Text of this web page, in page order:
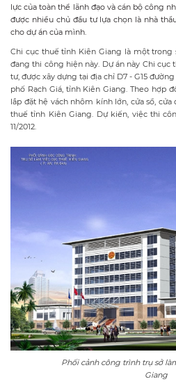
lực của toàn thể lãnh đạo và cán bộ công
được nhiều chủ đầu tư lựa chọn là nhà
cho dự án của mình.
Chi cục thuế tỉnh Kiên Giang là một
đang thi công hiện này. Dự án này Chi
tư, được xây dựng tại địa chỉ D7 - G15
phố Rạch Giá, tỉnh Kiên Giang. Theo hợp
lắp đặt hệ vách nhôm kính lớn, cửa sổ,
thuế tỉnh Kiên Giang. Dự kiến, việc thi
11/2012.
Phối cảnh công trình trụ sở
Giang